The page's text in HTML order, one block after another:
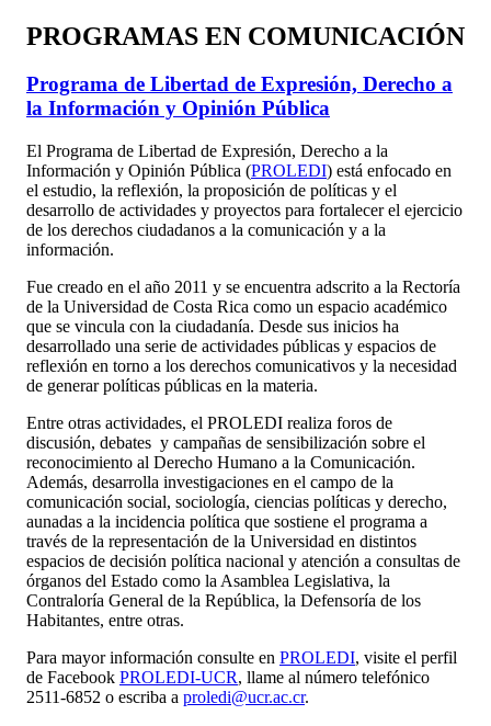
PROGRAMAS EN COMUNICACIÓN
Programa de Libertad de Expresión, Derecho a
la Información y Opinión Pública
El Programa de Libertad de Expresión, Derecho a la
Información y Opinión Pública (PROLEDI) está enfocado en
el estudio, la reflexión, la proposición de políticas y el
desarrollo de actividades y proyectos para fortalecer el ejercicio
de los derechos ciudadanos a la comunicación y a la
información.
Fue creado en el año 2011 y se encuentra adscrito a la Rectoría
de la Universidad de Costa Rica como un espacio académico
que se vincula con la ciudadanía. Desde sus inicios ha
desarrollado una serie de actividades públicas y espacios de
reflexión en torno a los derechos comunicativos y la necesidad
de generar políticas públicas en la materia.
Entre otras actividades, el PROLEDI realiza foros de
discusión, debates y campañas de sensibilización sobre el
reconocimiento al Derecho Humano a la Comunicación.
Además, desarrolla investigaciones en el campo de la
comunicación social, sociología, ciencias políticas y derecho,
aunadas a la incidencia política que sostiene el programa a
través de la representación de la Universidad en distintos
espacios de decisión política nacional y atención a consultas de
órganos del Estado como la Asamblea Legislativa, la
Contraloría General de la República, la Defensoría de los
Habitantes, entre otras.
Para mayor información consulte en PROLEDI, visite el perfil
de Facebook PROLEDI-UCR, llame al número telefónico
2511-6852 o escriba a proledi@ucr.ac.cr.